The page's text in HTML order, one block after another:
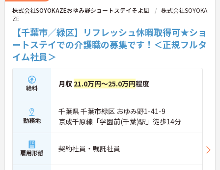
株式会社SOYOKAZEおゆみ野ショートステイそよ風
株式会社SOYOKA
ZE
【千葉市／緑区】リフレッシュ休暇取得可★ショ
ートステイでの介護職の募集です！＜正規フルタ
イム社員＞
給料 月収 21.0万円～25.0万円程度
勤務地
千葉県 千葉市緑区 おゆみ野1-41-9
京成千原線「学園前(千葉)駅」徒歩14分
雇用形態 契約社員・嘱託社員